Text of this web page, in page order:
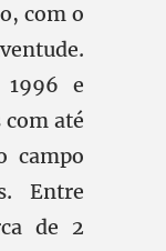
com o
1996 e
até
campo
Entre
de 2